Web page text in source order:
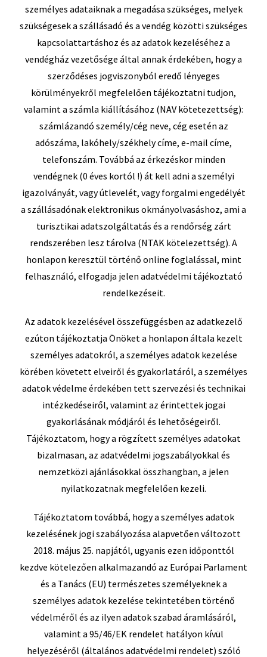
személyes adataiknak a megadása szükséges, melyek
szükségesek a szállásadó és a vendég közötti szükséges
kapcsolattartáshoz és az adatok kezeléséhez a
vendégház vezetősége által annak érdekében, hogy a
szerződéses jogviszonyból eredő lényeges
körülményekről megfelelően tájékoztatni tudjon,
valamint a számla kiállításához (NAV kötetezettség):
számlázandó személy/cég neve, cég esetén az
adószáma, lakóhely/székhely címe, e-mail címe,
telefonszám. Továbbá az érkezéskor minden
vendégnek (0 éves kortól !) át kell adni a személyi
igazolványát, vagy útlevelét, vagy forgalmi engedélyét
a szállásadónak elektronikus okmányolvasáshoz, ami a
turisztikai adatszolgáltatás és a rendőrség zárt
rendszerében lesz tárolva (NTAK kötelezettség). A
honlapon keresztül történő online foglalással, mint
felhasználó, elfogadja jelen adatvédelmi tájékoztató
rendelkezéseit.
Az adatok kezelésével összefüggésben az adatkezelő
ezúton tájékoztatja Önöket a honlapon általa kezelt
személyes adatokról, a személyes adatok kezelése
körében követett elveiről és gyakorlatáról, a személyes
adatok védelme érdekében tett szervezési és technikai
intézkedéseiről, valamint az érintettek jogai
gyakorlásának módjáról és lehetőségeiről.
Tájékoztatom, hogy a rögzített személyes adatokat
bizalmasan, az adatvédelmi jogszabályokkal és
nemzetközi ajánlásokkal összhangban, a jelen
nyilatkozatnak megfelelően kezeli.
Tájékoztatom továbbá, hogy a személyes adatok
kezelésének jogi szabályozása alapvetően változott
2018. május 25. napjától, ugyanis ezen időponttól
kezdve kötelezően alkalmazandó az Európai Parlament
és a Tanács (EU) természetes személyeknek a
személyes adatok kezelése tekintetében történő
védelméről és az ilyen adatok szabad áramlásáról,
valamint a 95/46/EK rendelet hatályon kívül
helyezéséről (általános adatvédelmi rendelet) szóló